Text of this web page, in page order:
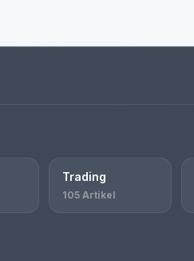
Trading
105 Artikel